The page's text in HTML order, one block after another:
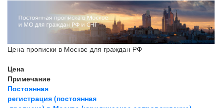
Цена прописки в Москве для граждан РФ
Цена
Примечание
Постоянная
регистрация (постоянная